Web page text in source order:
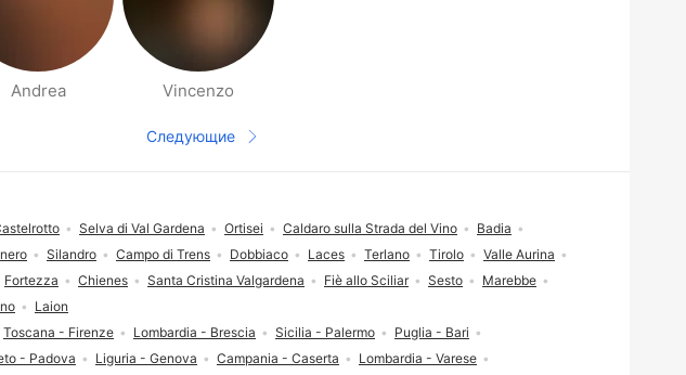
Andrea Vincenzo
Следующая страница
Следующие
Toscana - Firenze Lombardia - Brescia Sicilia - Palermo
Puglia - Bari
- Padova Liguria - Genova Campania - Caserta
Lombardia - Varese
Selva di Val Gardena Ortisei Caldaro sulla Strada del Vino
Badia
Silandro Campo di Trens Dobbiaco Laces Terlano Tirolo
Valle Aurina
Fortezza Chienes Santa Cristina Valgardena Fiè allo Sciliar Sesto
Marebbe
Laion